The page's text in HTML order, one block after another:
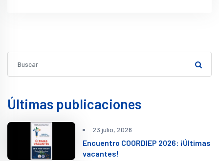
Últimas publicaciones
23 julio, 2026
Encuentro COORDIEP 2026: ¡Últimas
vacantes!